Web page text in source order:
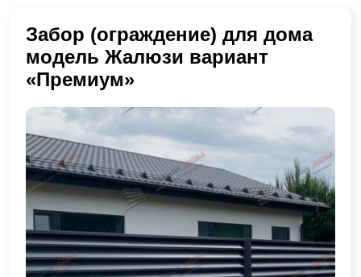
Забор (ограждение) для дома
модель Жалюзи вариант
«Премиум»